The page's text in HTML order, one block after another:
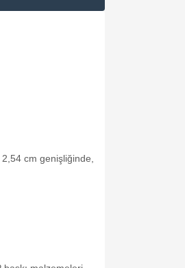
cm genişliğinde,